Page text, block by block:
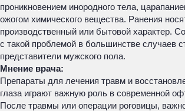
проникновением инородного тела,
ожогом химического вещества. Ранения
производственный или бытовой характер.
с такой проблемой в большинстве случаев
представители мужского пола.
Мнение врача:
Препараты для лечения травм и
глаза играют важную роль в современной
После травмы или операции роговицы,